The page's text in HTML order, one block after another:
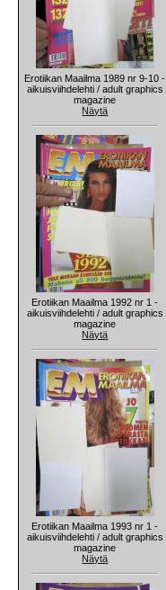
Erotiikan Maailma 1989 nr 9-10 -
aikuisviihdelehti / adult graphics
magazine
Näytä
Erotiikan Maailma 1992 nr 1 -
aikuisviihdelehti / adult graphics
magazine
Näytä
Erotiikan Maailma 1993 nr 1 -
aikuisviihdelehti / adult graphics
magazine
Näytä